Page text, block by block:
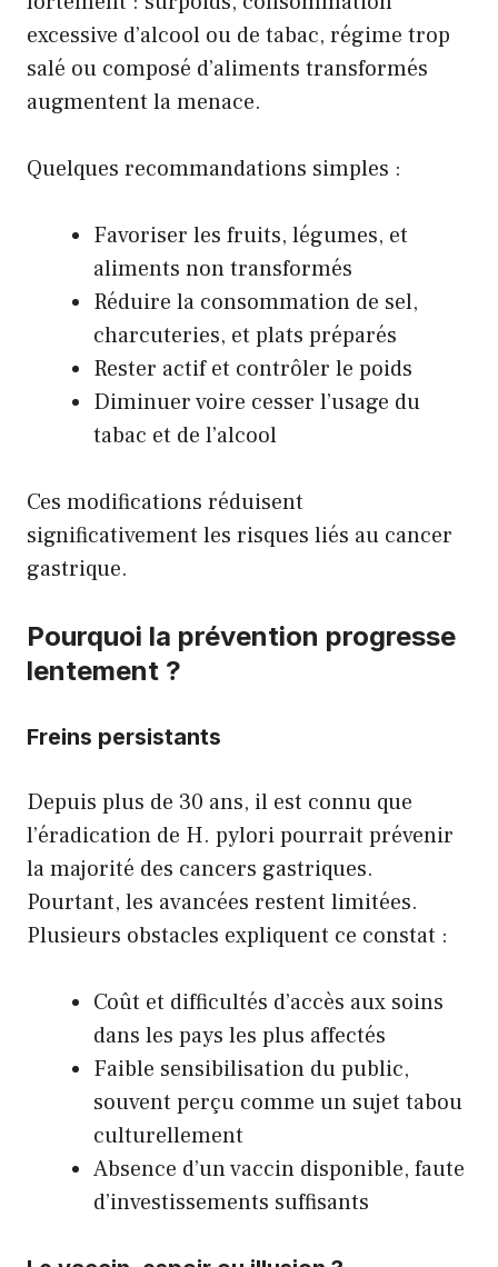
excessive d’alcool ou de tabac, régime trop
salé ou composé d’aliments transformés
augmentent la menace.
Quelques recommandations simples :
Favoriser les fruits, légumes, et
aliments non transformés
Réduire la consommation de sel,
charcuteries, et plats préparés
Rester actif et contrôler le poids
Diminuer voire cesser l’usage du
tabac et de l’alcool
Ces modifications réduisent
significativement les risques liés au cancer
gastrique.
Pourquoi la prévention progresse
lentement ?
Freins persistants
Depuis plus de 30 ans, il est connu que
l’éradication de H. pylori pourrait prévenir
la majorité des cancers gastriques.
Pourtant, les avancées restent limitées.
Plusieurs obstacles expliquent ce constat :
Coût et difficultés d’accès aux soins
dans les pays les plus affectés
Faible sensibilisation du public,
souvent perçu comme un sujet tabou
culturellement
Absence d’un vaccin disponible, faute
d’investissements suffisants